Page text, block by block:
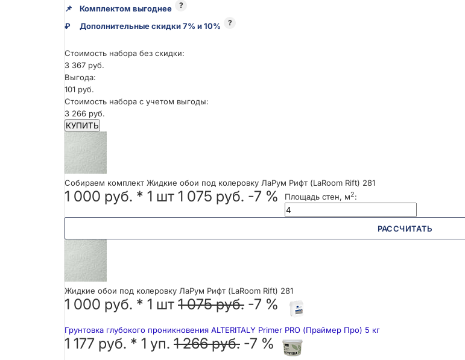
📌 Комплектом выгоднее ?
₽ Дополнительные скидки 7% и 10% ?
Стоимость набора без скидки:
3 367 руб.
Выгода:
101 руб.
Стоимость набора с учетом выгоды:
3 266 руб.
КУПИТЬ
Собираем комплект Жидкие обои под колеровку ЛаРум Рифт (LaRoom Rift) 281
1 000 руб. * 1 шт 1 075 руб. -7 % Площадь стен, м2:
РАССЧИТАТЬ
Жидкие обои под колеровку ЛаРум Рифт (LaRoom Rift) 281
1 000 руб. * 1 шт 1 075 руб. -7 %
Грунтовка глубокого проникновения ALTERITALY Primer PRO (Праймер Про) 5 кг
1 177 руб. * 1 уп. 1 266 руб. -7 %